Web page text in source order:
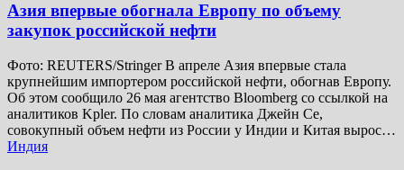
Азия впервые обогнала Европу по объему
закупок российской нефти
Фото: REUTERS/Stringer В апреле Азия впервые стала
крупнейшим импортером российской нефти, обогнав Европу.
Об этом сообщило 26 мая агентство Bloomberg со ссылкой на
аналитиков Kpler. По словам аналитика Джейн Се,
совокупный объем нефти из России у Индии и Китая вырос…
Индия